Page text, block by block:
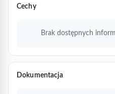
Cechy
Brak dostępnych
Dokumentacja